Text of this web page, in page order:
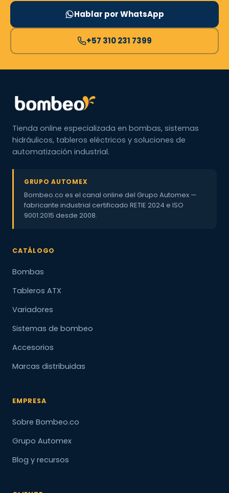
Hablar por WhatsApp
+57 310 231 7399
Tienda online especializada en bombas, sistemas
hidráulicos, tableros eléctricos y soluciones de
automatización industrial.
GRUPO AUTOMEX
Bombeo.co es el canal online del Grupo Automex —
fabricante industrial certificado RETIE 2024 e ISO
9001:2015 desde 2008.
CATÁLOGO
Bombas
Tableros ATX
Variadores
Sistemas de bombeo
Accesorios
Marcas distribuidas
EMPRESA
Sobre Bombeo.co
Grupo Automex
Blog y recursos